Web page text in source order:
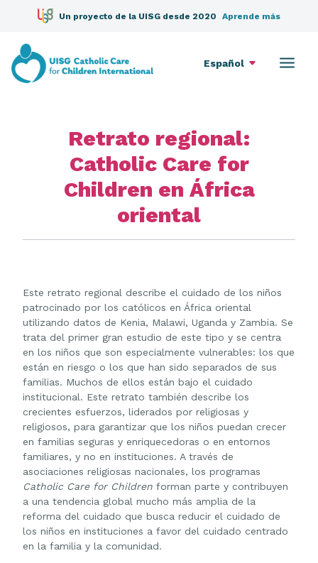
Un proyecto de la UISG desde 2020 Aprende más
Español
Retrato regional:
Catholic Care for
Children en África
oriental
Este retrato regional describe el cuidado de los niños
patrocinado por los católicos en África oriental
utilizando datos de Kenia, Malawi, Uganda y Zambia. Se
trata del primer gran estudio de este tipo y se centra
en los niños que son especialmente vulnerables: los que
están en riesgo o los que han sido separados de sus
familias. Muchos de ellos están bajo el cuidado
institucional. Este retrato también describe los
crecientes esfuerzos, liderados por religiosas y
religiosos, para garantizar que los niños puedan crecer
en familias seguras y enriquecedoras o en entornos
familiares, y no en instituciones. A través de
asociaciones religiosas nacionales, los programas
Catholic Care for Children forman parte y contribuyen
a una tendencia global mucho más amplia de la
reforma del cuidado que busca reducir el cuidado de
los niños en instituciones a favor del cuidado centrado
en la familia y la comunidad.